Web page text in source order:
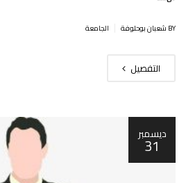
BY شعبان بوحلوفة الجامعة
التفصيل
ديسمبر
31